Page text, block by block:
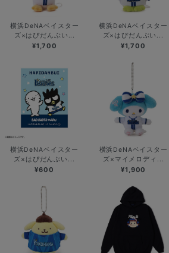
横浜DeNAベイスター
ズ×はぴだんぶい...
¥1,700
横浜DeNAベイスター
ズ×はぴだんぶい...
¥1,700
横浜DeNAベイスター
ズ×はぴだんぶい...
¥600
横浜DeNAベイスター
ズ×マイメロディ...
¥1,900